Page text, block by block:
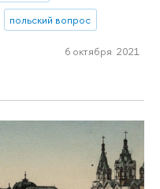
польский вопрос
6 октября 2021